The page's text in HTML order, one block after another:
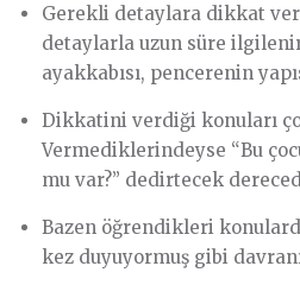
Gerekli detaylara dikkat
detaylarla uzun süre
ayakkabısı, pencerenin
Dikkatini verdiği konuları
Vermediklerindeyse “Bu
mu var?” dedirtecek
Bazen öğrendikleri
kez duyuyormuş gibi